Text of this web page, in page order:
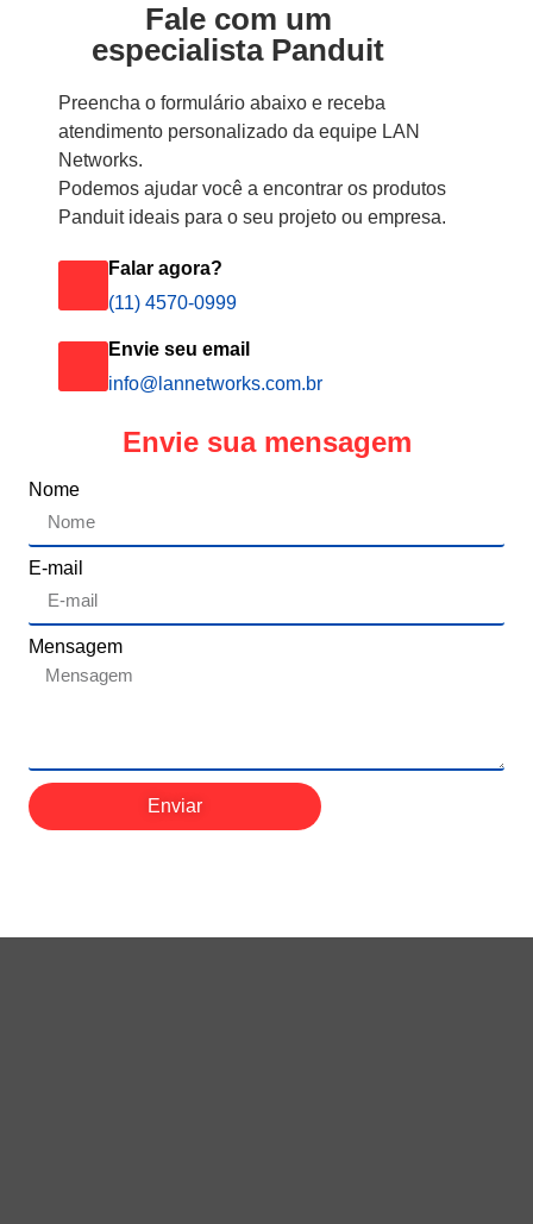
Fale com um
especialista Panduit
Preencha o formulário abaixo e receba
atendimento personalizado da equipe LAN
Networks.
Podemos ajudar você a encontrar os produtos
Panduit ideais para o seu projeto ou empresa.
Falar agora?
(11) 4570-0999
Envie seu email
info@lannetworks.com.br
Envie sua mensagem
Nome
E-mail
Mensagem
Enviar